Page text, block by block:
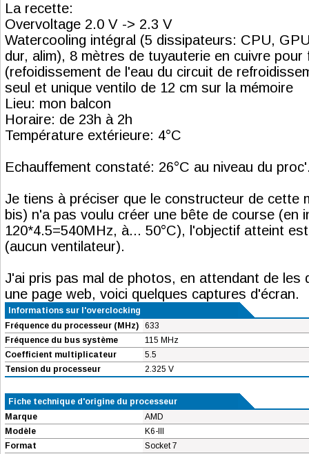
La recette:
Overvoltage 2.0 V -> 2.3 V
Watercooling intégral (5 dissipateurs: CPU,
dur, alim), 8 mètres de tuyauterie en cuivre pour
(refoidissement de l'eau du circuit de
seul et unique ventilo de 12 cm sur la mémoire
Lieu: mon balcon
Horaire: de 23h à 2h
Température extérieure: 4°C
Echauffement constaté: 26°C au niveau du
Je tiens à préciser que le constructeur de cette
bis) n'a pas voulu créer une bête de course (en
120*4.5=540MHz, à... 50°C), l'objectif atteint
(aucun ventilateur).
J'ai pris pas mal de photos, en attendant de les
une page web, voici quelques captures d'écran.
Informations sur l'overclocking
Fréquence du processeur (MHz)
633
Fréquence du bus système
115 MHz
Coefficient multiplicateur
5.5
Tension du processeur
2.325 V
Fiche technique d'origine du processeur
Marque
AMD
Modèle
K6-III
Format
Socket 7